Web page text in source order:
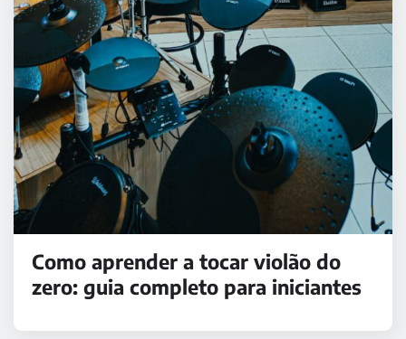
Como aprender a tocar violão do
zero: guia completo para iniciantes